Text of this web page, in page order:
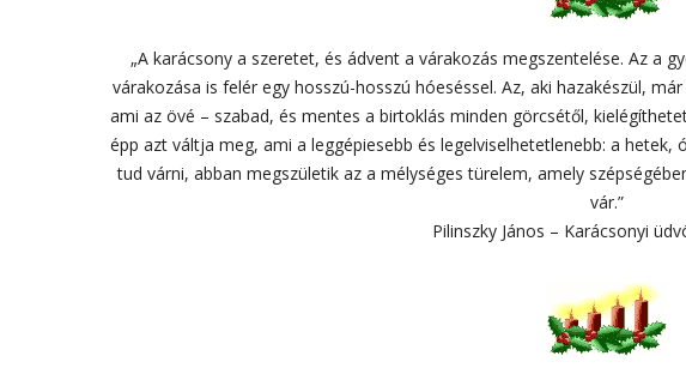
„A karácsony a szeretet, és ádvent a várakozás megszentelése. Az a
várakozása is felér egy hosszú-hosszú hóeséssel. Az, aki hazakészül,
ami az övé – szabad, és mentes a birtoklás minden görcsétől,
épp azt váltja meg, ami a leggépiesebb és legelviselhetetlenebb: a
tud várni, abban megszületik az a mélységes türelem, amely
vár.”
Pilinszky János – Karácsonyi